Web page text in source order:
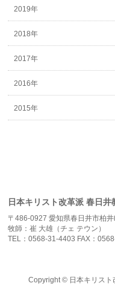
2019年
2018年
2017年
2016年
2015年
日本キリスト改革派 春日井
〒486-0927 愛知県春日井市柏
牧師：崔 大雄（チェ テウン）
TEL：0568-31-4403 FAX：
Copyright © 日本キリス